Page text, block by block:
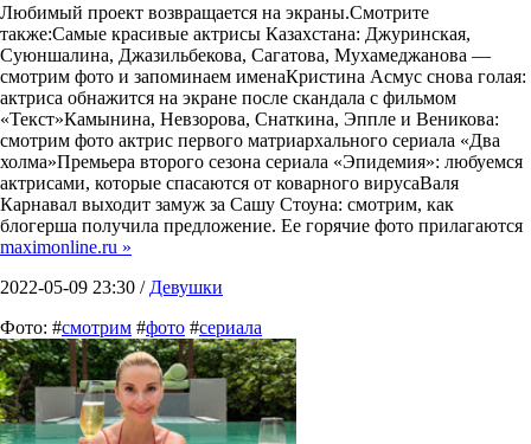
Любимый проект возвращается на экраны.Смотрите
также:Самые красивые актрисы Казахстана: Джуринская,
Суюншалина, Джазильбекова, Сагатова, Мухамеджанова —
смотрим фото и запоминаем именаКристина Асмус снова голая:
актриса обнажится на экране после скандала с фильмом
«Текст»Камынина, Невзорова, Снаткина, Эппле и Веникова:
смотрим фото актрис первого матриархального сериала «Два
холма»Премьера второго сезона сериала «Эпидемия»: любуемся
актрисами, которые спасаются от коварного вирусаВаля
Карнавал выходит замуж за Сашу Стоуна: смотрим, как
блогерша получила предложение. Ее горячие фото прилагаются
maximonline.ru »
2022-05-09 23:30 / Девушки
Фото: #смотрим #фото #сериала